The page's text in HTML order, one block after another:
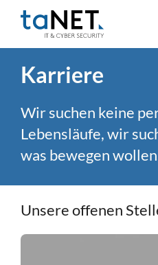
Karriere
Wir suchen keine
Lebensläufe, wir
was bewegen
Unsere offenen